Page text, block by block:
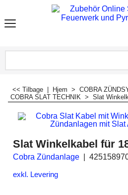
<< Tilbage Hjem > COBRA
COBRA SLAT TECHNIK > Slat
Slat Winkelkabel für
Cobra Zündanlage
exkl. Levering